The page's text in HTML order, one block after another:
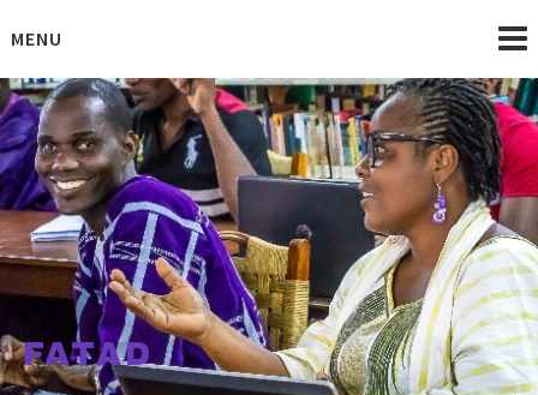
toMENU
FATAD